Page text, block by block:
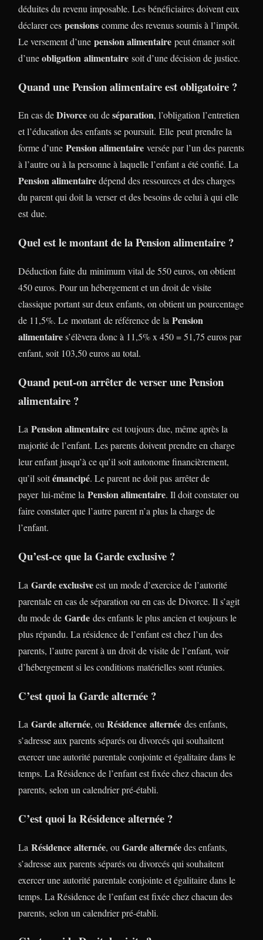
déduites du revenu imposable. Les bénéficiaires doivent eux
déclarer ces pensions comme des revenus soumis à l’impôt.
Le versement d’une pension alimentaire peut émaner soit
d’uneobligation alimentaire soit d’une décision de justice.
Quand une Pension alimentaire est obligatoire ?
En cas deDivorceou deséparation, l’obligation l’entretien
et l’éducation des enfants se poursuit. Elle peut prendre la
forme d’une Pension alimentaire versée par l’un des parents
à l’autre ou à la personne à laquelle l’enfant a été confié. La
Pension alimentairedépend des ressources et des charges
du parent qui doit la verser et des besoins de celui à qui elle
est due.
Quel est le montant de la Pension alimentaire ?
Déduction faite du minimum vital de 550 euros, on obtient
450 euros. Pour un hébergement et un droit de visite
classique portant sur deux enfants, on obtient un pourcentage
de 11,5%. Le montant de référence de la Pension
alimentaires’élèvera donc à 11,5% x 450 = 51,75 euros par
enfant, soit 103,50 euros au total.
Quand peut-on arrêter de verser une Pension
alimentaire ?
La Pension alimentaire est toujours due, même après la
majorité de l’enfant. Les parents doivent prendre en charge
leur enfant jusqu’à ce qu’il soit autonome financièrement,
qu’il soitémancipé. Le parent ne doit pas arrêter de
payer lui-même la Pension alimentaire. Il doit constater ou
faire constater que l’autre parent n’a plus la charge de
l’enfant.
Qu’est-ce que la Garde exclusive ?
La Garde exclusiveest un mode d’exercice de l’autorité
parentale en cas de séparation ou en cas de Divorce. Il s’agit
du mode de Garde des enfants le plus ancien et toujours le
plus répandu. La résidence de l’enfant est chez l’un des
parents, l’autre parent à un droit de visite de l’enfant, voir
d’hébergement si les conditions matérielles sont réunies.
C’est quoi la Garde alternée ?
La Garde alternée, ouRésidence alternée des enfants,
s’adresse aux parents séparés ou divorcés qui souhaitent
exercer une autorité parentale conjointe et égalitaire dans le
temps. La Résidence de l’enfant est fixée chez chacun des
parents, selon un calendrier pré-établi.
C’est quoi la Résidence alternée ?
La Résidence alternée, ou Garde alternéedes enfants,
s’adresse aux parents séparés ou divorcés qui souhaitent
exercer une autorité parentale conjointe et égalitaire dans le
temps. La Résidence de l’enfant est fixée chez chacun des
parents, selon un calendrier pré-établi.